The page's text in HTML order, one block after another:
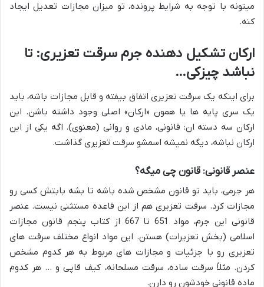
میتونه با توجه به شرایط پرونده، تو میزان مجازات تعدیل ایجاد
کنه.
ارکان تشکیل دهنده جرم سرقت تعزیری: تا
نباشد چیزکی…
برای اینکه یک سرقت تعزیری اتفاق بیفته و قابل مجازات باشه، باید
یک سری پایه ها یا همون «ارکان» اصلی وجود داشته باشن. این
ارکان سه دسته ان: قانونی، مادی و روانی (معنوی). اگه یکی از این
ارکان نباشه، دیگه نمیشه اسمشو سرقت تعزیری گذاشت.
عنصر قانونی: قانون چی میگه؟
هر جرمی، باید تو قانون مشخص شده باشه تا بشه بابتش کسی رو
مجازات کرد. سرقت تعزیری هم از این قاعده مستثنی نیست. عنصر
قانونی این جرم، مواد 651 تا 667 از کتاب پنجم قانون مجازات
اسلامی (بخش تعزیرات) هستن. این مواد انواع مختلف سرقت های
تعزیری رو با جزئیات و مجازات های مربوط به هر کدوم مشخص
کردن. مثلاً سرقت ساده، سرقت مسلحانه، کیف قاپی و … هر کدوم
ماده قانونی خودشون رو دارن.